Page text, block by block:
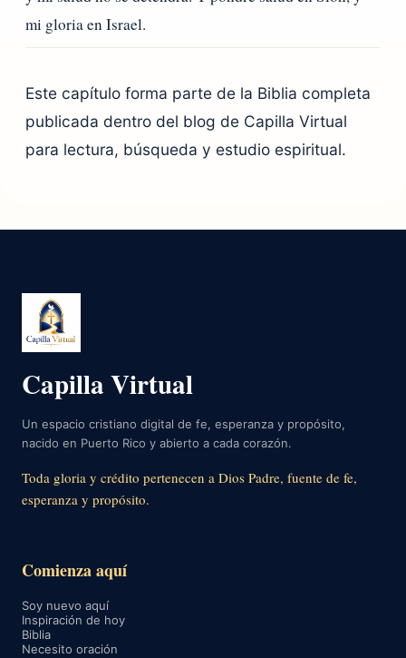
mi gloria en Israel.
Este capítulo forma parte de la Biblia completa
publicada dentro del blog de Capilla Virtual
para lectura, búsqueda y estudio espiritual.
Capilla Virtual
Un espacio cristiano digital de fe, esperanza y propósito,
nacido en Puerto Rico y abierto a cada corazón.
Toda gloria y crédito pertenecen a Dios Padre, fuente de fe,
esperanza y propósito.
Comienza aquí
Soy nuevo aquí
Inspiración de hoy
Biblia
Necesito oración